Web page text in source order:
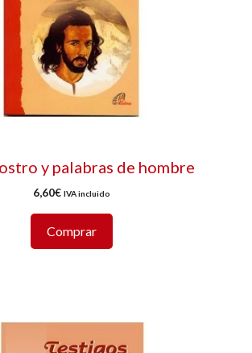
y palabras de hombre
6,60€ IVA incluido
Comprar